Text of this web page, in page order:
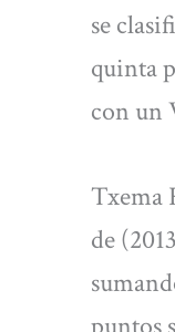
se
quinta
con un
Txema
de